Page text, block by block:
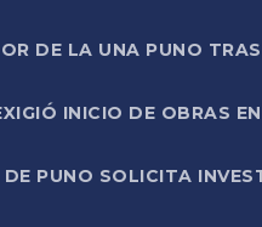
DE LA UNA PUNO
INICIO DE OBRAS
PUNO SOLICITA